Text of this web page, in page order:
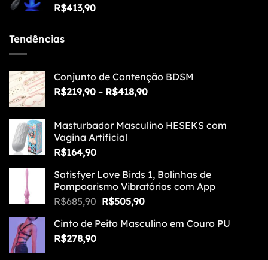
R$413,90
Tendências
Conjunto de Contenção BDSM
R$219,90 – R$418,90Faixa
R$219,90
Masturbador Masculino HESEKS com
Vagina Artificial
R$164,90
Satisfyer Love Birds 1, Bolinhas de
Pompoarismo Vibratórias com App
R$685,90 O
original
R$505,90O
atual
Cinto de Peito Masculino em Couro PU
R$278,90